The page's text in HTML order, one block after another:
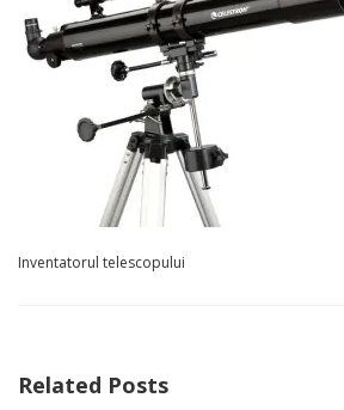
Inventatorul telescopului
Related Posts